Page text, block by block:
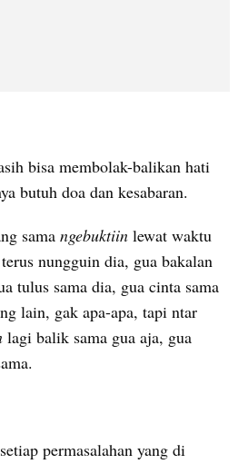
bisa membolak-balikan hati
butuh doa dan kesabaran.
sama ngebuktiin lewat waktu
nungguin dia, gua bakalan
tulus sama dia, gua cinta sama
lain, gak apa-apa, tapi ntar
lagi balik sama gua aja, gua
permasalahan yang di